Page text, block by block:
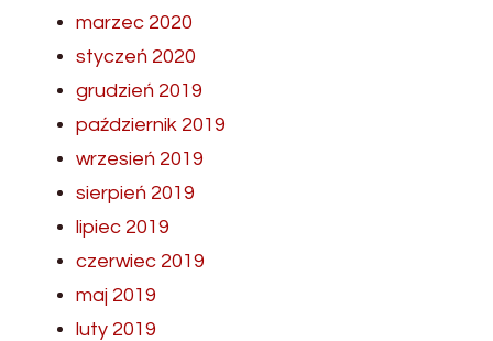
marzec 2020
styczeń 2020
grudzień 2019
październik 2019
wrzesień 2019
sierpień 2019
lipiec 2019
czerwiec 2019
maj 2019
luty 2019